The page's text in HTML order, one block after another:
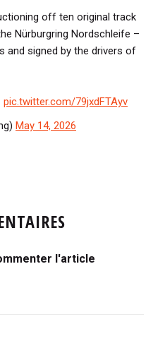
off ten original track
Nürburgring Nordschleife –
and signed by the drivers of
pic.twitter.com/79jxdFTAyv
May 14, 2026
l'article